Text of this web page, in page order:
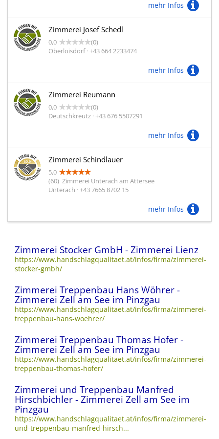
mehr Infos
Zimmerei Josef Schedl
0,0
(0)
Oberloisdorf · +43 664 2233474
mehr Infos
Zimmerei Reumann
0,0
(0)
Deutschkreutz · +43 676 5507291
mehr Infos
Zimmerei Schindlauer
5,0
(60) Zimmerei Unterach am Attersee
Unterach · +43 7665 8702 15
mehr Infos
Zimmerei Stocker GmbH - Zimmerei Lienz
https://www.handschlagqualitaet.at/infos/firma/zimmerei-
stocker-gmbh/
Zimmerei Treppenbau Hans Wöhrer -
Zimmerei Zell am See im Pinzgau
https://www.handschlagqualitaet.at/infos/firma/zimmerei-
treppenbau-hans-woehrer/
Zimmerei Treppenbau Thomas Hofer -
Zimmerei Zell am See im Pinzgau
https://www.handschlagqualitaet.at/infos/firma/zimmerei-
treppenbau-thomas-hofer/
Zimmerei und Treppenbau Manfred
Hirschbichler - Zimmerei Zell am See im
Pinzgau
https://www.handschlagqualitaet.at/infos/firma/zimmerei-
und-treppenbau-manfred-hirsch...